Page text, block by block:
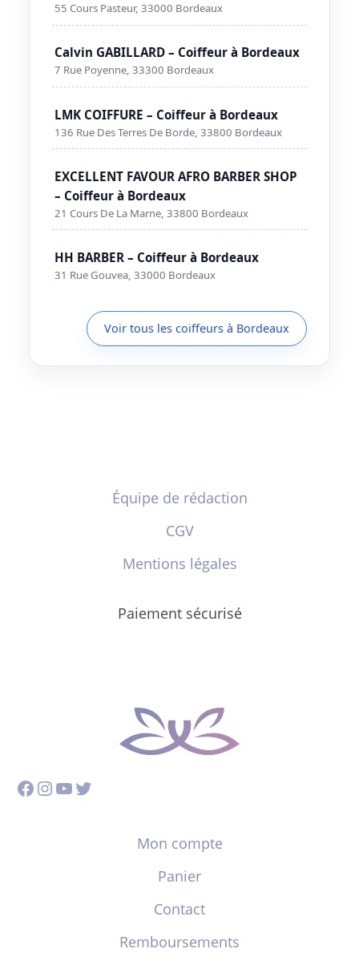
55 Cours Pasteur, 33000 Bordeaux
Calvin GABILLARD – Coiffeur à Bordeaux
7 Rue Poyenne, 33300 Bordeaux
LMK COIFFURE – Coiffeur à Bordeaux
136 Rue Des Terres De Borde, 33800 Bordeaux
EXCELLENT FAVOUR AFRO BARBER SHOP
– Coiffeur à Bordeaux
21 Cours De La Marne, 33800 Bordeaux
HH BARBER – Coiffeur à Bordeaux
31 Rue Gouvea, 33000 Bordeaux
Voir tous les coiffeurs à Bordeaux
Équipe de rédaction
CGV
Mentions légales
Paiement sécurisé
Facebook
Instagram
YouTube
Twitter
Mon compte
Panier
Contact
Remboursements